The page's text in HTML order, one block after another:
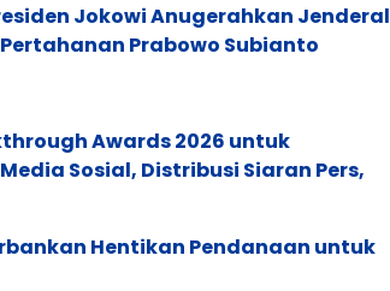
Jokowi Anugerahkan Jenderal
Prabowo Subianto
Awards 2026 untuk
Sosial, Distribusi Siaran Pers,
Hentikan Pendanaan untuk